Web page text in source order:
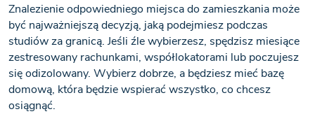
Znalezienie odpowiedniego miejsca do zamieszkania może
być najważniejszą decyzją, jaką podejmiesz podczas
studiów za granicą. Jeśli źle wybierzesz, spędzisz miesiące
zestresowany rachunkami, współlokatorami lub poczujesz
się odizolowany. Wybierz dobrze, a będziesz mieć bazę
domową, która będzie wspierać wszystko, co chcesz
osiągnąć.